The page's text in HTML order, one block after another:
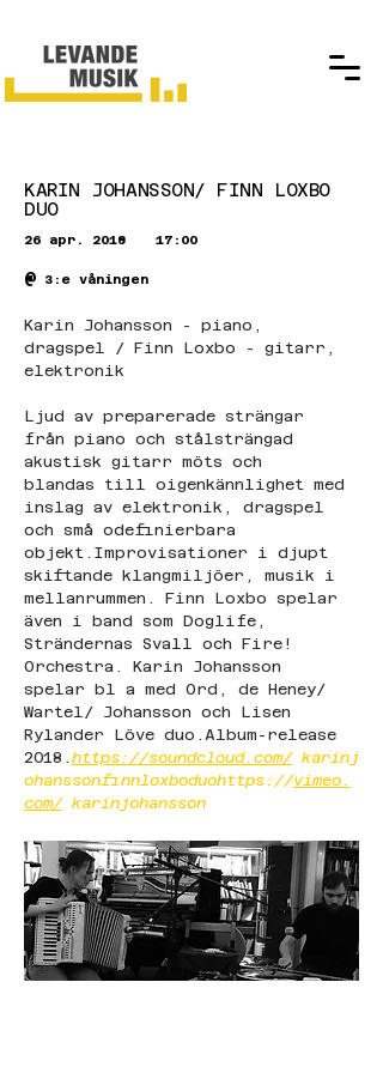
KARIN JOHANSSON/ FINN LOXBO
DUO
26 apr. 2018 17:00
@ 3:e våningen
Karin Johansson - piano,
dragspel / Finn Loxbo - gitarr,
elektronik
Ljud av preparerade strängar
från piano och stålsträngad
akustisk gitarr möts och
blandas till oigenkännlighet med
inslag av elektronik, dragspel
och små odefinierbara
objekt.Improvisationer i djupt
skiftande klangmiljöer, musik i
mellanrummen. Finn Loxbo spelar
även i band som Doglife,
Strändernas Svall och Fire!
Orchestra. Karin Johansson
spelar bl a med Ord, de Heney/
Wartel/ Johansson och Lisen
Rylander Löve duo.Album-release
2018. https://soundcloud.com/ karinj
ohanssonfinnloxboduohttps://vimeo.
com/ karinjohansson